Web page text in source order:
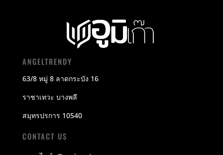
ANGELTRENDY
63/8 หมู่ 8 ลาดกระบัง 16
ราชาเทวะ บางพลี
สมุทรปรการ 10540
CONTACT US